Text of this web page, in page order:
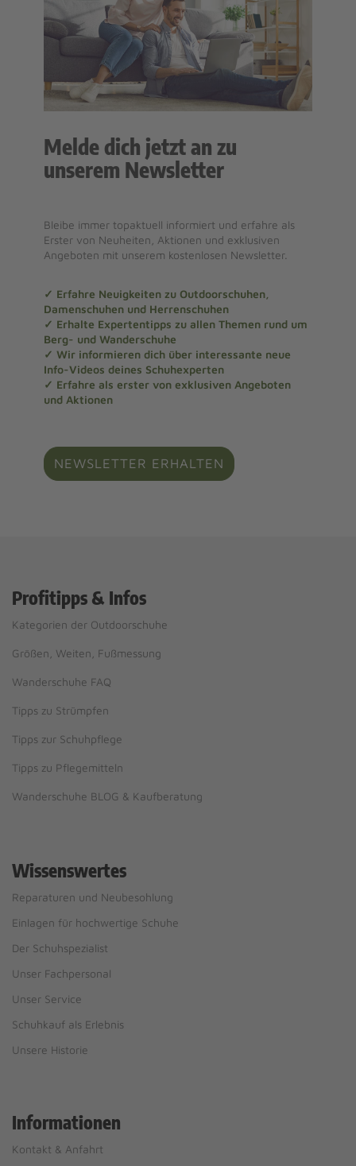
Melde dich jetzt an zu
unserem Newsletter
Bleibe immer topaktuell informiert und erfahre als
Erster von Neuheiten, Aktionen und exklusiven
Angeboten mit unserem kostenlosen Newsletter.
✓ Erfahre Neuigkeiten zu Outdoorschuhen,
Damenschuhen und Herrenschuhen
✓ Erhalte Expertentipps zu allen Themen rund um
Berg- und Wanderschuhe
✓ Wir informieren dich über interessante neue
Info-Videos deines Schuhexperten
✓ Erfahre als erster von exklusiven Angeboten
und Aktionen
NEWSLETTER ERHALTEN
Profitipps & Infos
Kategorien der Outdoorschuhe
Größen, Weiten, Fußmessung
Wanderschuhe FAQ
Tipps zu Strümpfen
Tipps zur Schuhpflege
Tipps zu Pflegemitteln
Wanderschuhe BLOG & Kaufberatung
Wissenswertes
Reparaturen und Neubesohlung
Einlagen für hochwertige Schuhe
Der Schuhspezialist
Unser Fachpersonal
Unser Service
Schuhkauf als Erlebnis
Unsere Historie
Informationen
Kontakt & Anfahrt